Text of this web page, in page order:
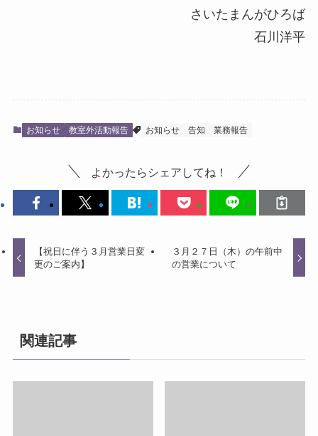
さいたまんがひろば
石川洋平
お知らせ 教室外活動報告 お知らせ 告知 業務報告
よかったらシェアしてね！
【祝日に伴う３月営業日変
更のご案内】
３月２７日（木）の午前中
の営業について
関連記事